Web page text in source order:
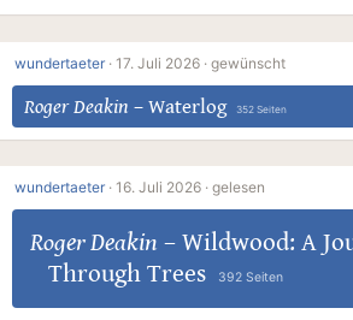
wundertaeter · 17. Juli 2026 · gewünscht
Roger Deakin – Waterlog 352 Seiten
wundertaeter · 16. Juli 2026 · gelesen
Roger Deakin – Wildwood: A
Through Trees
392 Seiten